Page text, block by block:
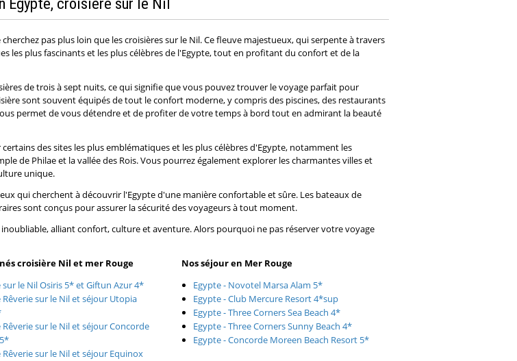
pas plus loin que les croisières sur le Nil. Ce fleuve majestueux, qui serpente à travers
les plus fascinants et les plus célèbres de l'Egypte, tout en profitant du confort et de la
de trois à sept nuits, ce qui signifie que vous pouvez trouver le voyage parfait pour
sont souvent équipés de tout le confort moderne, y compris des piscines, des restaurants
permet de vous détendre et de profiter de votre temps à bord tout en admirant la beauté
des sites les plus emblématiques et les plus célèbres d'Egypte, notamment les
de Philae et la vallée des Rois. Vous pourrez également explorer les charmantes villes et
unique.
qui cherchent à découvrir l'Egypte d'une manière confortable et sûre. Les bateaux de
sont conçus pour assurer la sécurité des voyageurs à tout moment.
alliant confort, culture et aventure. Alors pourquoi ne pas réserver votre voyage
croisière Nil et mer Rouge
sur le Nil Osiris 5* et Giftun Azur 4*
Rêverie sur le Nil et séjour Utopia
Rêverie sur le Nil et séjour Concorde
Rêverie sur le Nil et séjour Equinox
Nos séjour en Mer Rouge
Egypte - Novotel Marsa Alam 5*
Egypte - Club Mercure Resort 4*sup
Egypte - Three Corners Sea Beach 4*
Egypte - Three Corners Sunny Beach 4*
Egypte - Concorde Moreen Beach Resort 5*